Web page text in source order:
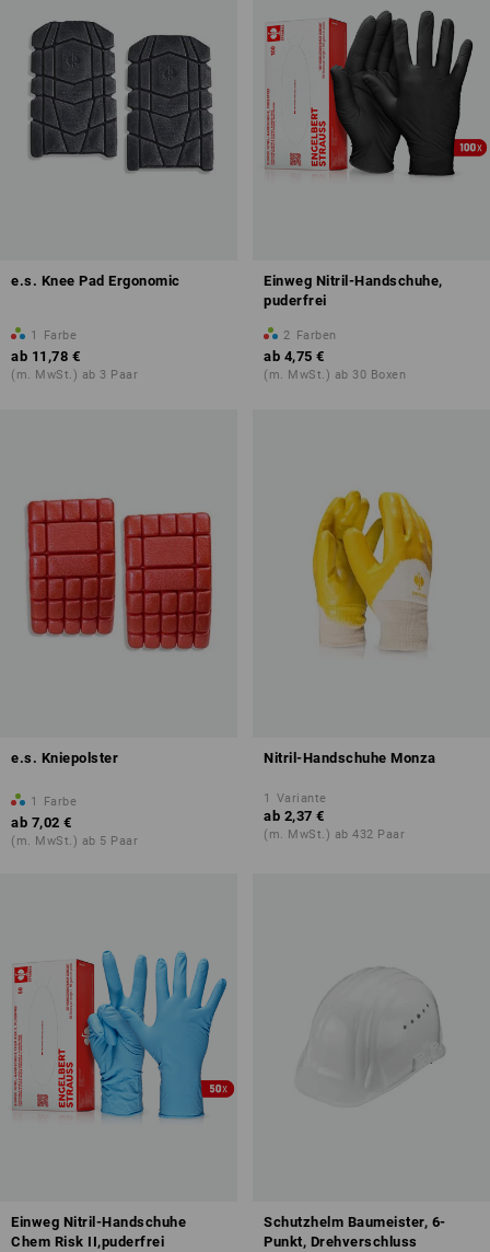
e.s. Knee Pad Ergonomic
1 Farbe
ab 11,78 €
(m. MwSt.) ab 3 Paar
Einweg Nitril-Handschuhe,
puderfrei
2 Farben
ab 4,75 €
(m. MwSt.) ab 30 Boxen
e.s. Kniepolster
1 Farbe
ab 7,02 €
(m. MwSt.) ab 5 Paar
Nitril-Handschuhe Monza
1 Variante
ab 2,37 €
(m. MwSt.) ab 432 Paar
Einweg Nitril-Handschuhe
Chem Risk II,puderfrei
Schutzhelm Baumeister, 6-
Punkt, Drehverschluss